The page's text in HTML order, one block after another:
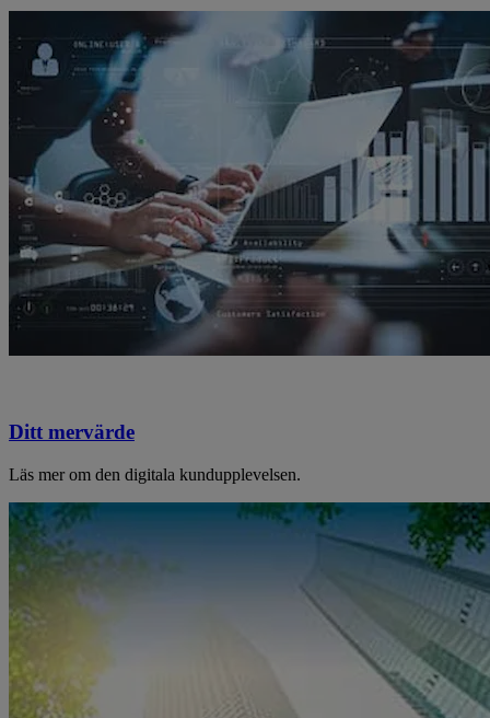
Ditt mervärde
Läs mer om den digitala kundupplevelsen.